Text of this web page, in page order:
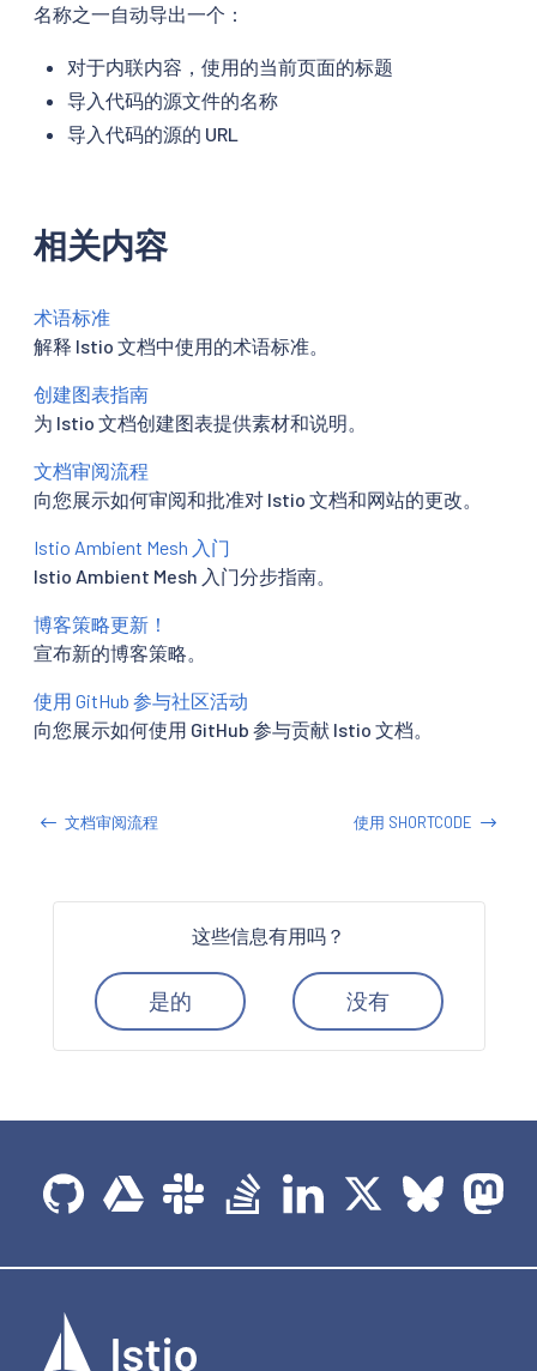
名称之一自动导出一个：
对于内联内容，使用的当前页面的标题
导入代码的源文件的名称
导入代码的源的 URL
相关内容
术语标准
解释 Istio 文档中使用的术语标准。
创建图表指南
为 Istio 文档创建图表提供素材和说明。
文档审阅流程
向您展示如何审阅和批准对 Istio 文档和网站的更改。
Istio Ambient Mesh 入门
Istio Ambient Mesh 入门分步指南。
博客策略更新！
宣布新的博客策略。
使用 GitHub 参与社区活动
向您展示如何使用 GitHub 参与贡献 Istio 文档。
文档审阅流程 使用 SHORTCODE
这些信息有用吗？
是的 没有